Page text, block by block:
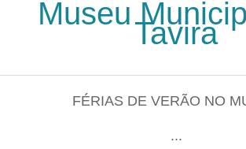
Passar para o conteúdo principal
Museu
Tavira
FÉRIAS DE VERÃO NO
...